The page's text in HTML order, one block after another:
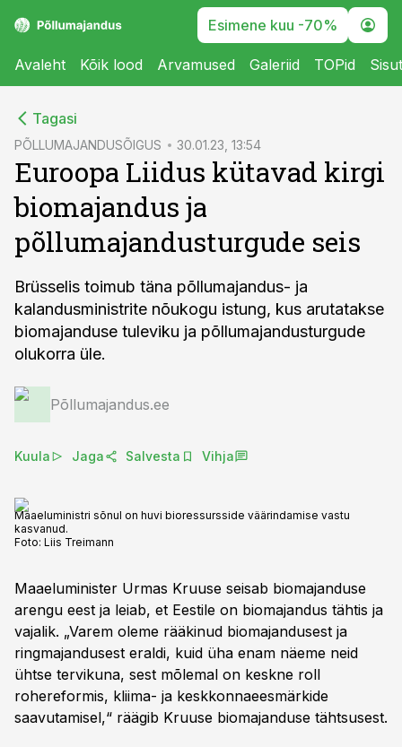
Esimene kuu -70%
Avaleht Kõik lood Arvamused Galeriid TOPid
Tagasi
PÕLLUMAJANDUSÕIGUS 30.01.23, 13:54
Euroopa Liidus kütavad kirgi
biomajandus ja
põllumajandusturgude seis
Brüsselis toimub täna põllumajandus- ja
kalandusministrite nõukogu istung, kus arutatakse
biomajanduse tuleviku ja põllumajandusturgude
olukorra üle.
Põllumajandus.ee
Kuula Jaga Salvesta Vihja
Maaeluministri sõnul on huvi bioressursside väärindamise vastu
kasvanud.
Foto: Liis Treimann
Maaeluminister Urmas Kruuse seisab biomajanduse
arengu eest ja leiab, et Eestile on biomajandus tähtis ja
vajalik. „Varem oleme rääkinud biomajandusest ja
ringmajandusest eraldi, kuid üha enam näeme neid
ühtse tervikuna, sest mõlemal on keskne roll
rohereformis, kliima- ja keskkonnaeesmärkide
saavutamisel,“ räägib Kruuse biomajanduse tähtsusest.